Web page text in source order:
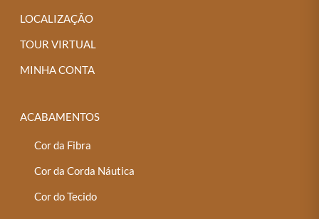
LOCALIZAÇÃO
TOUR VIRTUAL
MINHA CONTA
ACABAMENTOS
Cor da Fibra
Cor da Corda Náutica
Cor do Tecido